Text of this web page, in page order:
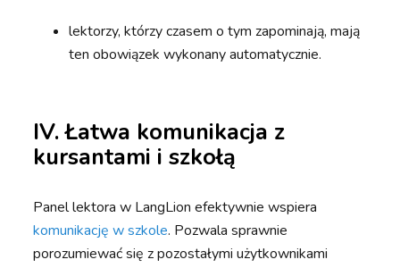
lektorzy, którzy czasem o tym zapominają, mają
ten obowiązek wykonany automatycznie.
IV. Łatwa komunikacja z
kursantami i szkołą
Panel lektora w LangLion efektywnie wspiera
komunikację w szkole. Pozwala sprawnie
porozumiewać się z pozostałymi użytkownikami